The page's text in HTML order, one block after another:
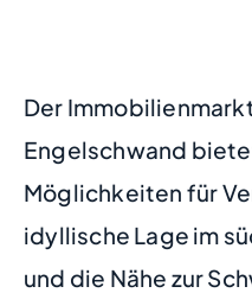
Der
Engelschwand
Möglichkeiten für
idyllische Lage im
und die Nähe zur